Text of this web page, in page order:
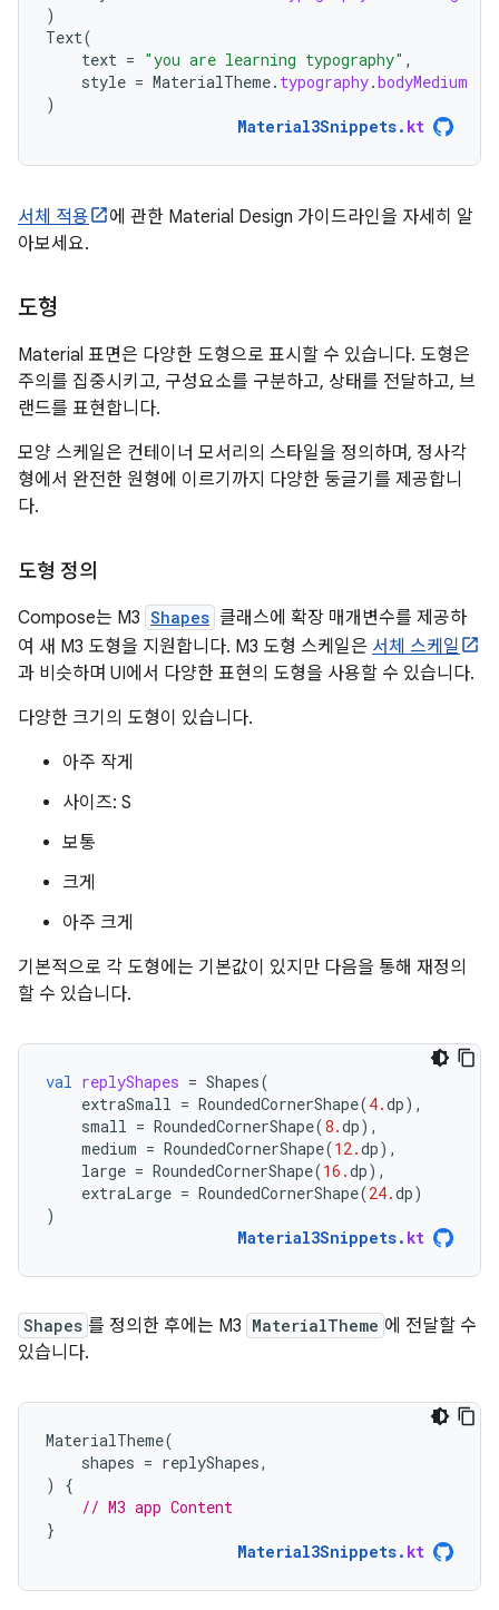
)
Text(
text = "you are learning typography" ,
style = MaterialTheme. typography.bodyMedium
)
Material3Snippets. kt
서체 적용
에 관한 Material Design 가이드라인을 자세히 알
아보세요.
도형
Material 표면은 다양한 도형으로 표시할 수 있습니다. 도형은
주의를 집중시키고, 구성요소를 구분하고, 상태를 전달하고, 브
랜드를 표현합니다.
모양 스케일은 컨테이너 모서리의 스타일을 정의하며, 정사각
형에서 완전한 원형에 이르기까지 다양한 둥글기를 제공합니
다.
도형 정의
Compose는 M3 Shapes 클래스에 확장 매개변수를 제공하
여 새 M3 도형을 지원합니다. M3 도형 스케일은 서체 스케일
과 비슷하며 UI에서 다양한 표현의 도형을 사용할 수 있습니다.
다양한 크기의 도형이 있습니다.
아주 작게
사이즈: S
보통
크게
아주 크게
기본적으로 각 도형에는 기본값이 있지만 다음을 통해 재정의
할 수 있습니다.
val replyShapes = Shapes(
extraSmall = RoundedCornerShape(4.dp),
small = RoundedCornerShape(8.dp),
medium = RoundedCornerShape(12.dp),
large = RoundedCornerShape(16.dp),
extraLarge = RoundedCornerShape(24.dp)
)
Material3Snippets. kt
Shapes 를 정의한 후에는 M3 MaterialTheme 에 전달할 수
있습니다.
MaterialTheme(
shapes = replyShapes,
)
{
// M3 app Content
}
Material3Snippets. kt